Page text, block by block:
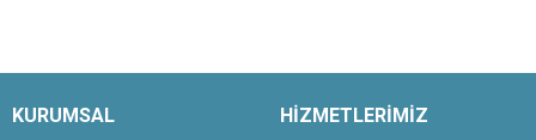
KURUMSAL HİZMETLERİMİZ